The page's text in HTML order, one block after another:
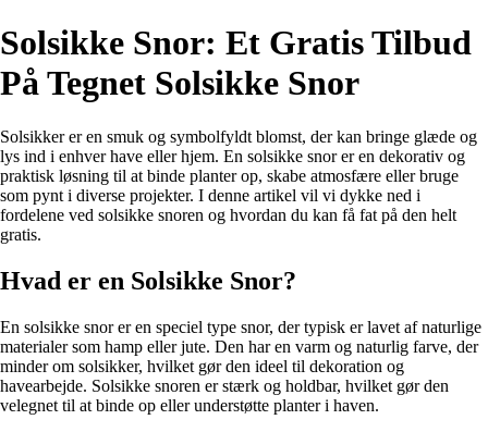
Solsikke Snor: Et Gratis Tilbud
På Tegnet Solsikke Snor
Solsikker er en smuk og symbolfyldt blomst, der kan bringe glæde og
lys ind i enhver have eller hjem. En solsikke snor er en dekorativ og
praktisk løsning til at binde planter op, skabe atmosfære eller bruge
som pynt i diverse projekter. I denne artikel vil vi dykke ned i
fordelene ved solsikke snoren og hvordan du kan få fat på den helt
gratis.
Hvad er en Solsikke Snor?
En solsikke snor er en speciel type snor, der typisk er lavet af naturlige
materialer som hamp eller jute. Den har en varm og naturlig farve, der
minder om solsikker, hvilket gør den ideel til dekoration og
havearbejde. Solsikke snoren er stærk og holdbar, hvilket gør den
velegnet til at binde op eller understøtte planter i haven.